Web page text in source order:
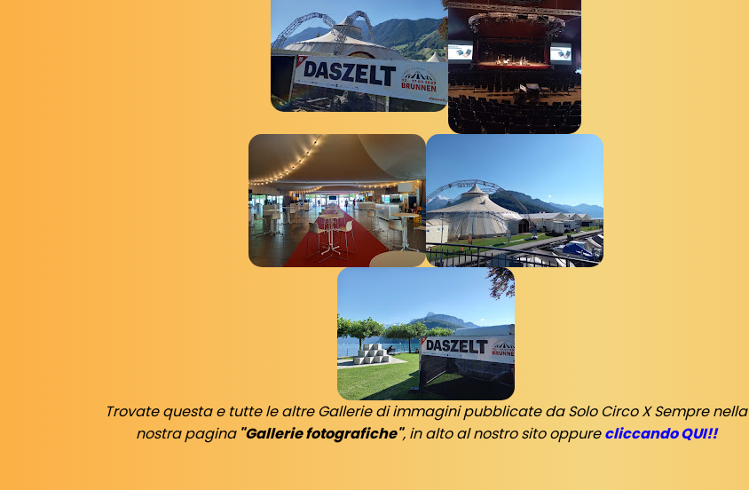
Trovate questa e tutte le altre Gallerie di immagini pubblicate da Solo Circo X Sempre nella
nostra pagina"Gallerie fotografiche", in alto al nostro sito oppurecliccando QUI!!